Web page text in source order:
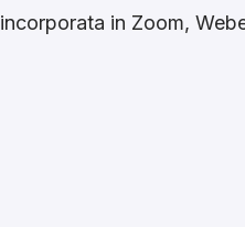
incorporata in Zoom,